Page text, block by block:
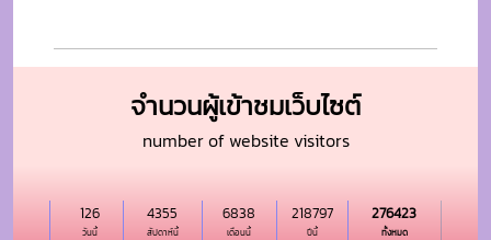
จำนวนผู้เข้าชมเว็บไซต์
number of website visitors
วันนี้
126
สัปดาห์นี้
4355
เดือนนี้
6838
ปีนี้
218797
ทั้งหมด
276423